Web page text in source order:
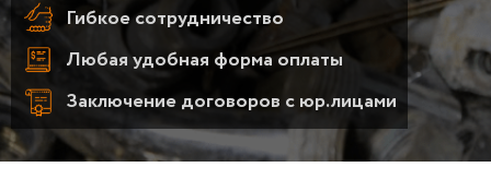
Гибкое сотрудничество
Любая удобная форма оплаты
Заключение договоров с юр.лицами